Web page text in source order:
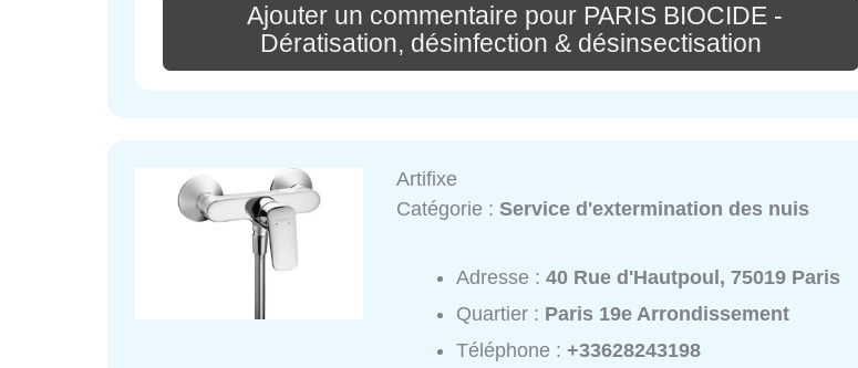
Ajouter un commentaire pour PARIS BIOCIDE -
Dératisation, désinfection & désinsectisation
Artifixe
Catégorie :Service d'extermination des nuis
Adresse :40 Rue d'Hautpoul, 75019 Paris
Quartier : Paris 19e Arrondissement
Téléphone :+33628243198